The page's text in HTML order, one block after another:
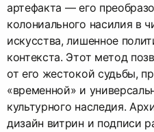
артефакта — его
колониального насилия в
искусства, лишенное
контекста. Этот метод
от его жестокой судьбы,
«временной» и
культурного наследия.
дизайн витрин и подписи